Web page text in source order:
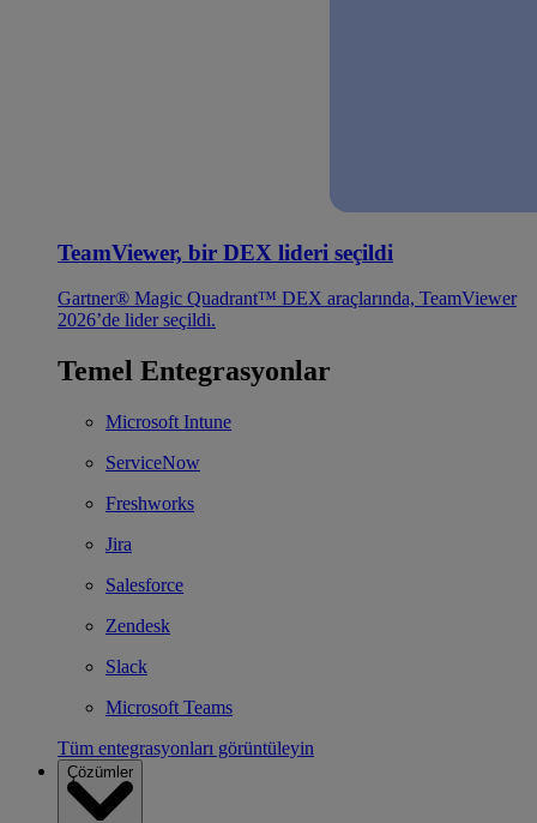
TeamViewer, bir DEX lideri seçildi
Gartner® Magic Quadrant™ DEX araçlarında, TeamViewer
2026’de lider seçildi.
Temel Entegrasyonlar
Microsoft Intune
ServiceNow
Freshworks
Jira
Salesforce
Zendesk
Slack
Microsoft Teams
Tüm entegrasyonları görüntüleyin
Çözümler